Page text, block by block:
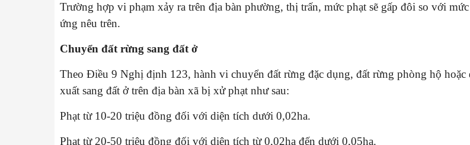
Trường hợp vi phạm xảy ra trên địa bàn phường, thị trấn, mức phạt sẽ gấp đôi so với
ứng nêu trên.
Chuyển đất rừng sang đất ở
Theo Điều 9 Nghị định 123, hành vi chuyển đất rừng đặc dụng, đất rừng phòng hộ hoặc
xuất sang đất ở trên địa bàn xã bị xử phạt như sau:
Phạt từ 10-20 triệu đồng đối với diện tích dưới 0,02ha.
Phạt từ 20-50 triệu đồng đối với diện tích từ 0,02ha đến dưới 0,05ha.